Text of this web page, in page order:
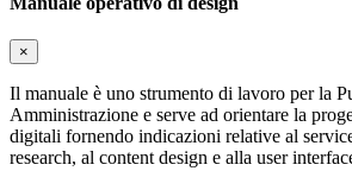
×
Il manuale è uno strumento di lavoro per la
Amministrazione e serve ad orientare la
digitali fornendo indicazioni relative al
research, al content design e alla user